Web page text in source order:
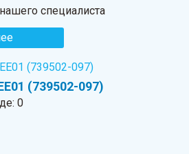
специалиста
(739502-097)
0